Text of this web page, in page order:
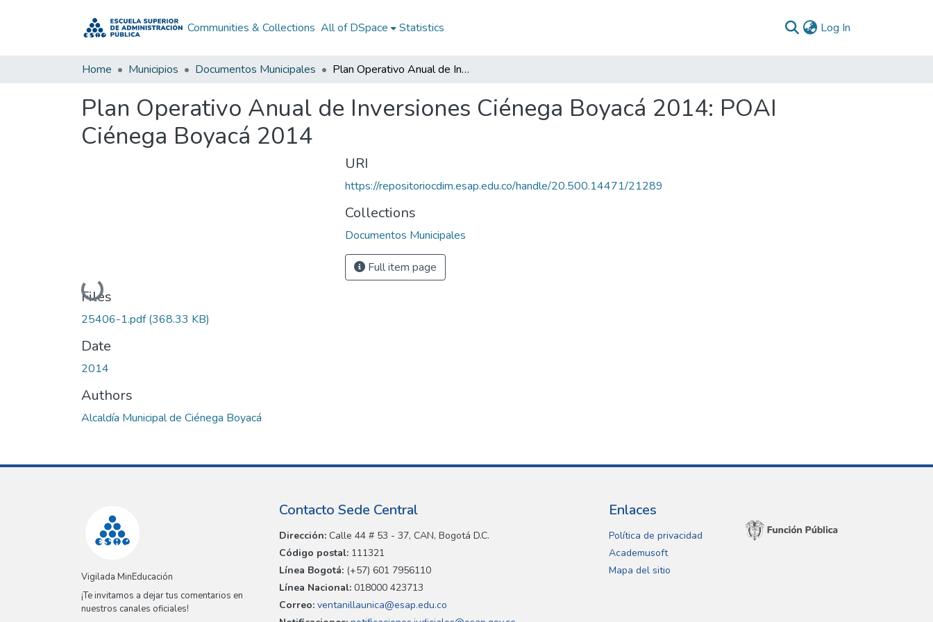
Communities & Collections All of DSpace Statistics Log In
Home Municipios Documentos Municipales Plan Operativo Anual de Inversiones Ciénega Boyacá 2014: POAI Ciénega Boyacá 2014
Plan Operativo Anual de Inversiones Ciénega Boyacá 2014: POAI
Ciénega Boyacá 2014
Loading...
Files
25406-1.pdf(368.33 KB)
Date
2014
Authors
Alcaldía Municipal de Ciénega Boyacá
URI
https://repositoriocdim.esap.edu.co/handle/20.500.14471/21289
Collections
Documentos Municipales
Full item page
Vigilada MinEducación
¡Te invitamos a dejar tus comentarios en
nuestros canales oficiales!
Contacto Sede Central
Dirección: Calle 44 # 53 - 37, CAN, Bogotá D.C.
Código postal: 111321
Línea Bogotá: (+57) 601 7956110
Línea Nacional: 018000 423713
Correo: ventanillaunica@esap.edu.co
Enlaces
Política de privacidad
Academusoft
Mapa del sitio